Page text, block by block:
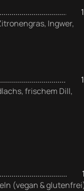
Ingwer,
frischem Dill,
(vegan &